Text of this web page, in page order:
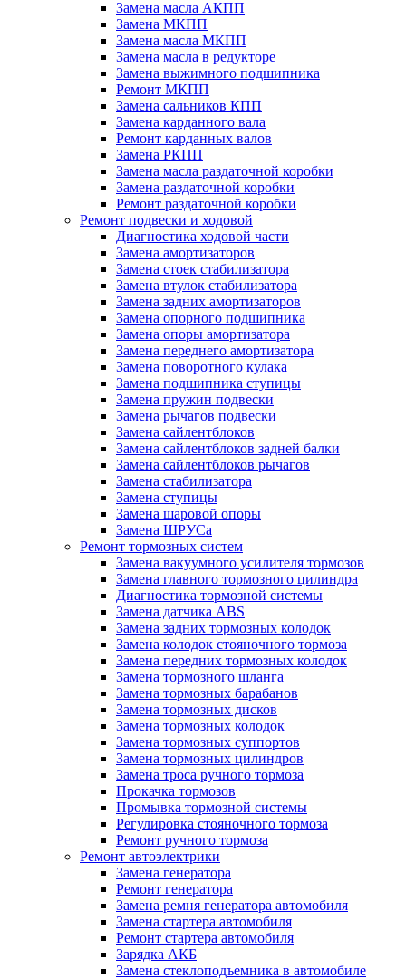
Замена масла АКПП
Замена МКПП
Замена масла МКПП
Замена масла в редукторе
Замена выжимного подшипника
Ремонт МКПП
Замена сальников КПП
Замена карданного вала
Ремонт карданных валов
Замена РКПП
Замена масла раздаточной коробки
Замена раздаточной коробки
Ремонт раздаточной коробки
Ремонт подвески и ходовой
Диагностика ходовой части
Замена амортизаторов
Замена стоек стабилизатора
Замена втулок стабилизатора
Замена задних амортизаторов
Замена опорного подшипника
Замена опоры амортизатора
Замена переднего амортизатора
Замена поворотного кулака
Замена подшипника ступицы
Замена пружин подвески
Замена рычагов подвески
Замена сайлентблоков
Замена сайлентблоков задней балки
Замена сайлентблоков рычагов
Замена стабилизатора
Замена ступицы
Замена шаровой опоры
Замена ШРУСа
Ремонт тормозных систем
Замена вакуумного усилителя тормозов
Замена главного тормозного цилиндра
Диагностика тормозной системы
Замена датчика ABS
Замена задних тормозных колодок
Замена колодок стояночного тормоза
Замена передних тормозных колодок
Замена тормозного шланга
Замена тормозных барабанов
Замена тормозных дисков
Замена тормозных колодок
Замена тормозных суппортов
Замена тормозных цилиндров
Замена троса ручного тормоза
Прокачка тормозов
Промывка тормозной системы
Регулировка стояночного тормоза
Ремонт ручного тормоза
Ремонт автоэлектрики
Замена генератора
Ремонт генератора
Замена ремня генератора автомобиля
Замена стартера автомобиля
Ремонт стартера автомобиля
Зарядка АКБ
Замена стеклоподъемника в автомобиле